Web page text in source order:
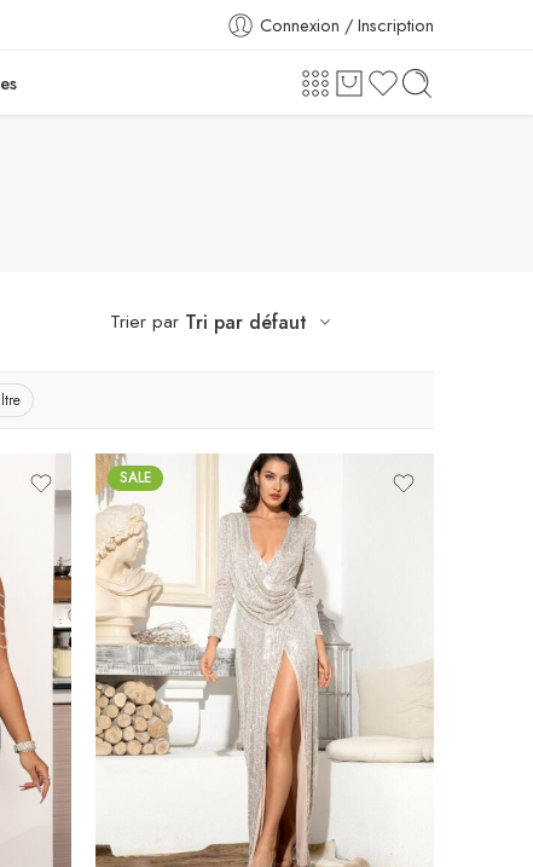
Connexion / Inscription
Trier par Tri par défaut
SALE